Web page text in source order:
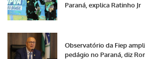
Paraná, explica Ratinho Jr
Observatório da Fiep
pedágio no Paraná, diz